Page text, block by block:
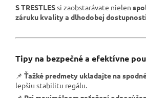
S TRESTLESsi zaobstarávate nielen
záruku kvality a dlhodobej
Tipy na bezpečné a efektívne
📌 Ťažké predmety ukladajte na
lepšiu stabilitu regálu.